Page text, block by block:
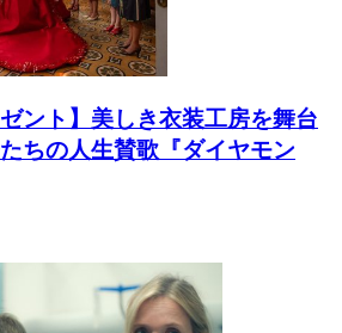
ゼント】美しき衣装工房を舞台
ちの人生賛歌『ダイヤモン